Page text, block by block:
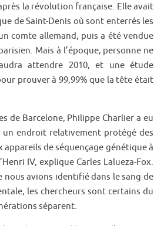
la révolution française. Elle avait
de Saint-Denis où sont enterrés les
comte allemand, puis a été vendue
Mais à l’époque, personne ne
attendre 2010, et une étude
prouver à 99,99% que la tête était
de Barcelone, Philippe Charlier a eu
endroit relativement protégé des
appareils de séquençage génétique à
IV, explique Carles Lalueza-Fox.
avions identifié dans le sang de
les chercheurs sont certains du
séparent.